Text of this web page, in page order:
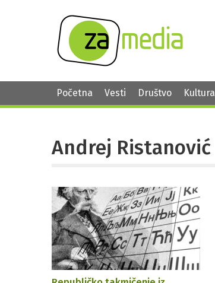
Početna Vesti Društvo Kultura
Andrej Ristanović